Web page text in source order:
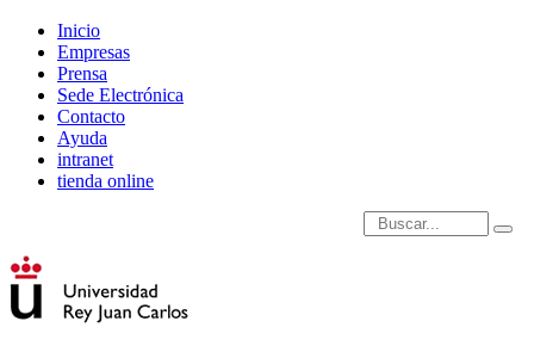
Inicio
Empresas
Prensa
Sede Electrónica
Contacto
Ayuda
intranet
tienda online
Introduce términos de